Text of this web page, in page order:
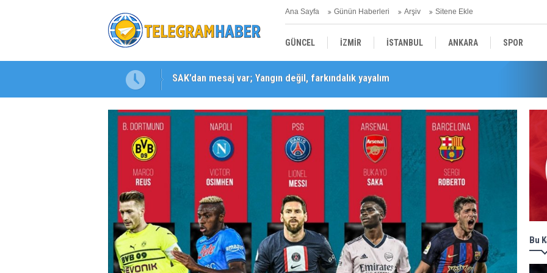
Ana Sayfa Günün Haberleri Arşiv Sitene Ekle
GÜNCEL İZMİR İSTANBUL ANKARA SPOR
YEREL SAĞLIK
Karabağlar ‘da Gazeteci Barış Selçuk saygıyla anıldı
Bu